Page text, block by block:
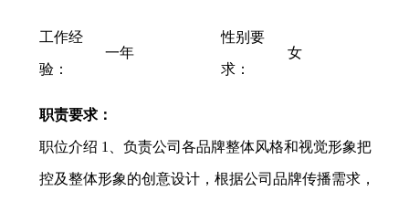
工作经
验：
一年
性别要
求：
女
职责要求：
职位介绍 1、负责公司各品牌整体风格和视觉形象把
控及整体形象的创意设计，根据公司品牌传播需求，